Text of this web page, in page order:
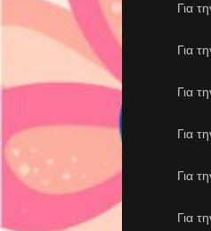
Για
Για
Για
Για
Για
Για